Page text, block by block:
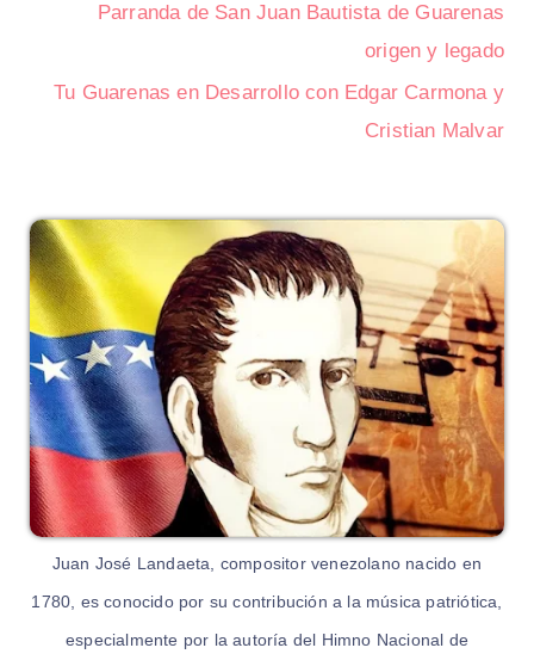
Parranda de San Juan Bautista de Guarenas
origen y legado
Tu Guarenas en Desarrollo con Edgar Carmona y
Cristian Malvar
Juan José Landaeta, compositor venezolano nacido en
1780, es conocido por su contribución a la música patriótica,
especialmente por la autoría del Himno Nacional de